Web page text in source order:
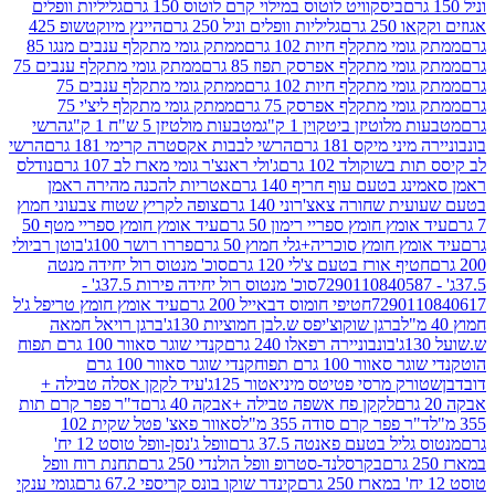
ביסקוויט לוטוס במילוי קרם לוטוס 150 גרם
גליליות וופלים
גרם
גליליות וופלים וניל 250 גרם
היינץ מיוקטשופ 425
מתקלף חיות 102 גרם
ממתק גומי מתקלף ענבים מנגו 85
מתקלף אפרסק תפוז 85 גרם
ממתק גומי מתקלף ענבים 75
מתקלף חיות 102 גרם
ממתק גומי מתקלף ענבים 75
מתקלף אפרסק 75 גרם
ממתק גומי מתקלף ליצ'י 75
ביטקוין 1 ק"ג
מטבעות מולטיזן 5 ש"ח 1 ק"ג
הרשי
מיקס 181 גרם
הרשי לבבות אקסטרה קרימי 181 גרם
הרשי
102 גרם
ג'ולי ראנצ'ר גומי מארז לב 107 גרם
נודלס
עוף חריף 140 גרם
אטריות להכנה מהירה ראמן
שחורה צאצ'רוני 140 גרם
צופה לקריץ שטוח צבעוני חמוץ
חומץ ספריי רימון 50 גרם
עיד אומץ חומץ ספריי מטף 50
חומץ סוכריה+גלי חמוץ 50 גרם
פררו רושר 100ג'
בוטן רביולי
אורז בטעם צ'לי 120 גרם
סוכ' מנטוס רול יחידה מנטה
סוכ' מנטוס רול יחידה פירות 37.5ג' -
חטיפי חומוס דבאייל 200 גרם
עיד אומץ חומץ טריפל ג'ל
ברגן שוקוצ'יפס ש.לבן חמוציות 130ג'
ברגן רויאל חמאה
בונבוניירה רפאלו 240 גרם
קנדי שוגר סאוור 100 גרם תפוח
100 גרם תפוח
קנדי שוגר סאוור 100 גרם
מרסי פטיטס מיניאטור 125ג'
עיד לקקן אסלה טבילה +
לקקן פח אשפה טבילה +אבקה 40 גרם
ד"ר פפר קרם תות
פפר קרם סודה 355 מ"ל
סאוור פאצ' פטל שקית 102
בטעם פאנטה 37.5 גרם
וופל ג'נסן-וופל טוסט 12 יח'
בקרסלנד-סטרופ וופל הולנדי 250 גרם
תחנת רוח וופל
קינדר שוקו בונס קריספי 67.2 גרם
גומי ענקי